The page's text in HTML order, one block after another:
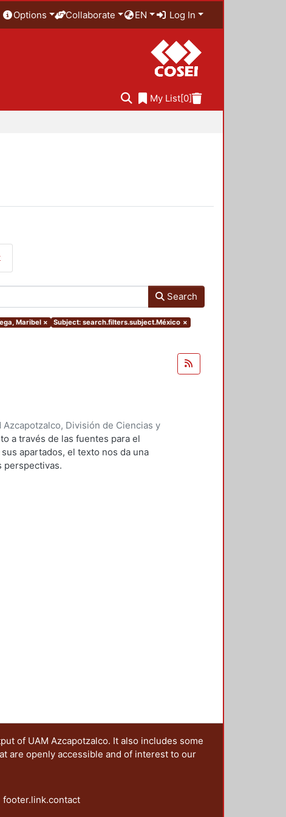
Options Collaborate EN Log In
My List[0]
Search
Maribel × Subject: search.filters.subject.México ×
División de Ciencias y
del Diseño en el Tiempo, 2010
;Gutiérrez Trapero, Olga Margarita
;Díaz Arellano, Guillermo
a través de las fuentes para el
apartados, el texto nos da una
perspectivas.
of UAM Azcapotzalco. It also includes some
are openly accessible and of interest to our
footer.link.contact